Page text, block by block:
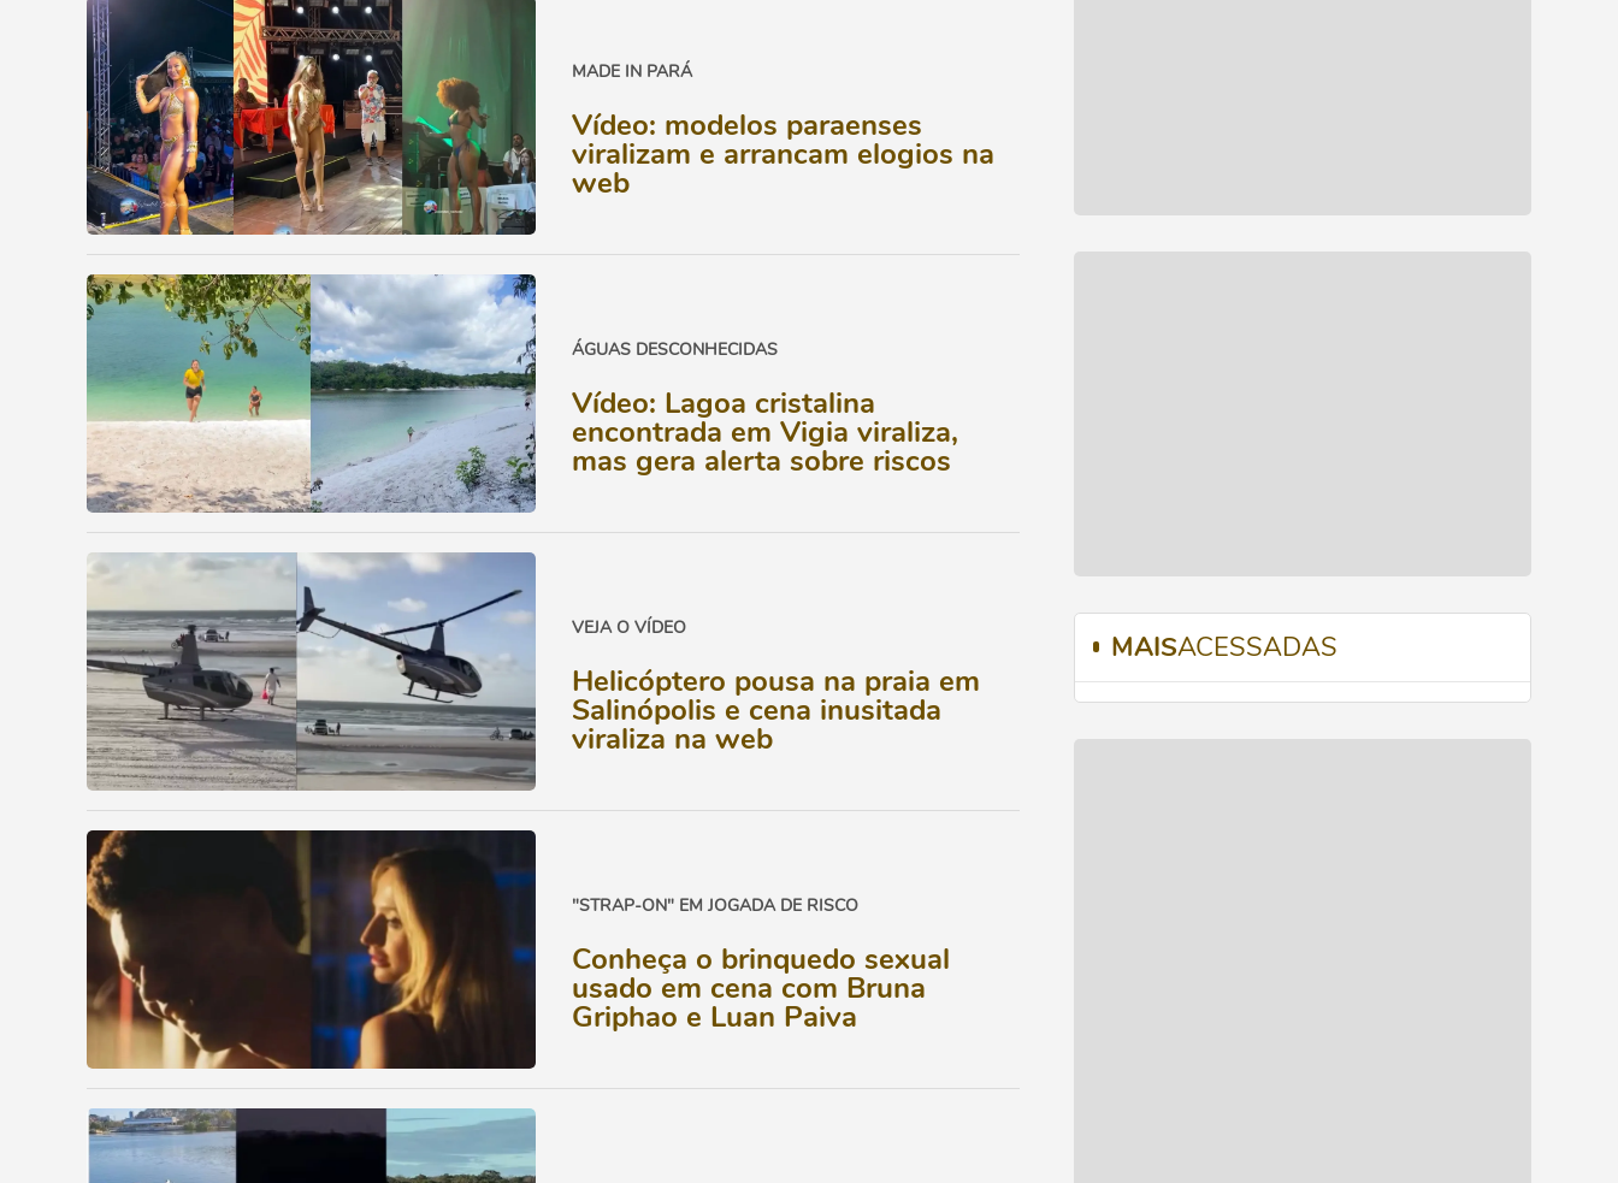
MADE IN PARÁ
Vídeo: modelos paraenses
viralizam e arrancam elogios na
web
ÁGUAS DESCONHECIDAS
Vídeo: Lagoa cristalina
encontrada em Vigia viraliza,
mas gera alerta sobre riscos
VEJA O VÍDEO
Helicóptero pousa na praia em
Salinópolis e cena inusitada
viraliza na web
"STRAP-ON" EM JOGADA DE RISCO
Conheça o brinquedo sexual
usado em cena com Bruna
Griphao e Luan Paiva
MAISACESSADAS